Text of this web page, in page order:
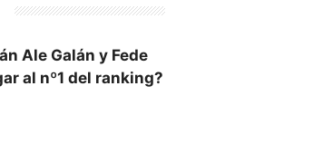
Ale Galán y Fede
al nº1 del ranking?